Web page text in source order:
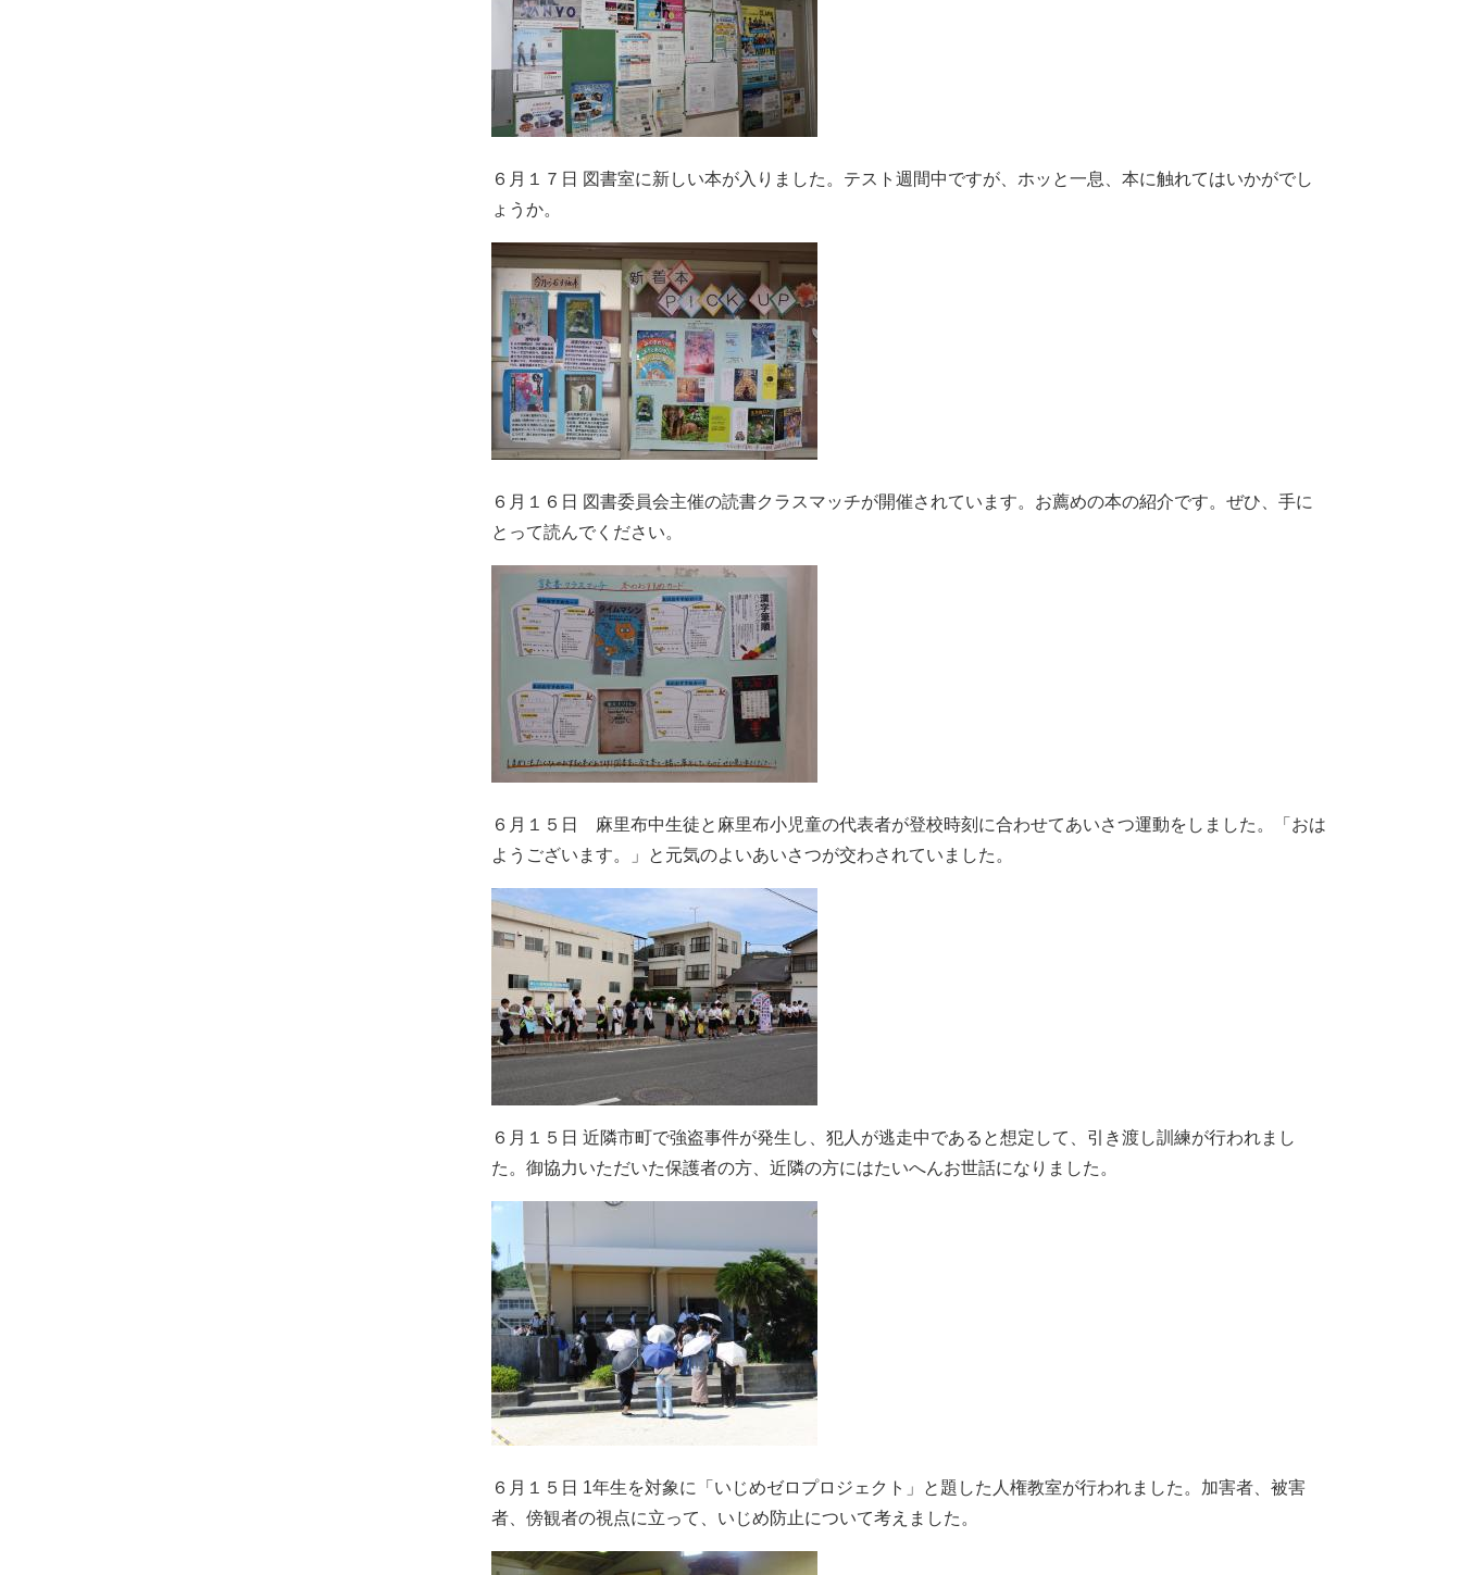
​６月１７日 図書室に新しい本が入りました。テスト週間中ですが、ホッと一息、本に触れてはいかがでし
ょうか。​
６月１６日 図書委員会主催の読書クラスマッチが開催されています。お薦めの本の紹介です。ぜひ、手に
とって読んでください。​
６月１５日 麻里布中生徒と麻里布小児童の代表者が登校時刻に合わせてあいさつ運動をしました。「おは
ようございます。」と元気のよいあいさつが交わされていました。​
６月１５日 近隣市町で強盗事件が発生し、犯人が逃走中であると想定して、引き渡し訓練が行われまし
た。御協力いただいた保護者の方、近隣の方にはたいへんお世話になりました。​
６月１５日 1年生を対象に「いじめゼロプロジェクト」と題した人権教室が行われました。加害者、被害
者、傍観者の視点に立って、いじめ防止について考えました。​